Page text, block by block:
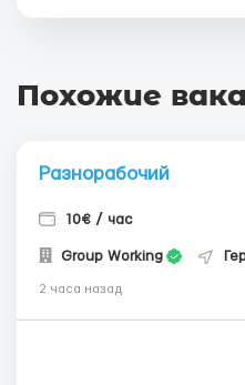
Похожие
Разнорабочий
10€ / час
Group Working
2 часа назад